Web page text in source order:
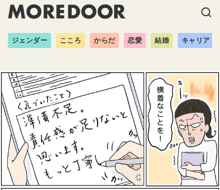
ジェンダー こころ からだ 恋愛 結婚 キャリア